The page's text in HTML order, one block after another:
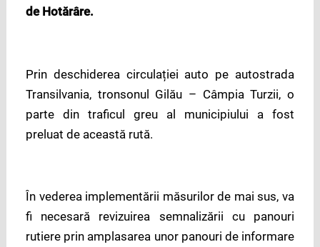
de Hotărâre.
Prin deschiderea circulației auto pe autostrada
Transilvania, tronsonul Gilău – Câmpia Turzii, o
parte din traficul greu al municipiului a fost
preluat de această rută.
În vederea implementării măsurilor de mai sus, va
fi necesară revizuirea semnalizării cu panouri
rutiere prin amplasarea unor panouri de informare